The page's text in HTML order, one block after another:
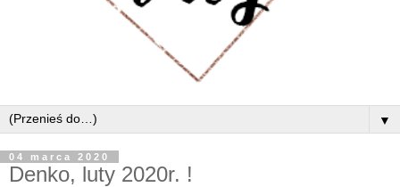
▼
04 marca 2020
Denko, luty 2020r. !